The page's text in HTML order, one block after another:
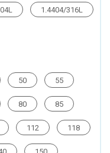
1.4404/316L
50 55
80 85
112 118